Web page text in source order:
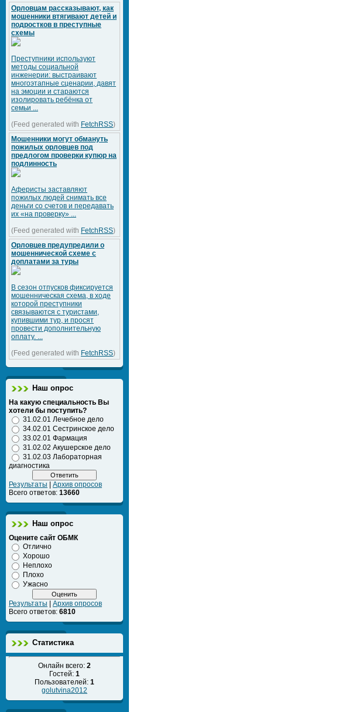
Орловцам рассказывают, как
мошенники втягивают детей и
подростков в преступные
схемы
Преступники используют
методы социальной
инженерии: выстраивают
многоэтапные сценарии, давят
на эмоции и стараются
изолировать ребёнка от
семьи ...
(Feed generated with FetchRSS)
Мошенники могут обмануть
пожилых орловцев под
предлогом проверки купюр на
подлинность
Аферисты заставляют
пожилых людей снимать все
деньги со счетов и передавать
их «на проверку» ...
(Feed generated with FetchRSS)
Орловцев предупредили о
мошеннической схеме с
доплатами за туры
В сезон отпусков фиксируется
мошенническая схема, в ходе
которой преступники
связываются с туристами,
купившими тур, и просят
провести дополнительную
оплату. ...
(Feed generated with FetchRSS)
Наш опрос
На какую специальность Вы
хотели бы поступить?
31.02.01 Лечебное дело
34.02.01 Сестринское дело
33.02.01 Фармация
31.02.02 Акушерское дело
31.02.03 Лабораторная
диагностика
Результаты
Архив опросов
Всего ответов: 13660
Наш опрос
Оцените сайт ОБМК
Отлично
Хорошо
Неплохо
Плохо
Ужасно
Результаты
Архив опросов
Всего ответов: 6810
Статистика
Онлайн всего: 2
Гостей: 1
Пользователей: 1
golutvina2012